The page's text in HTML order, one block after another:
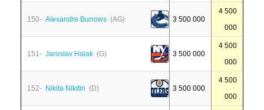
150- Alexandre Burrows (AG) 3 500 000
4 500
000
151- Jaroslav Halak (G) 3 500 000
4 500
000
152- Nikita Nikitin (D) 3 500 000
4 500
000